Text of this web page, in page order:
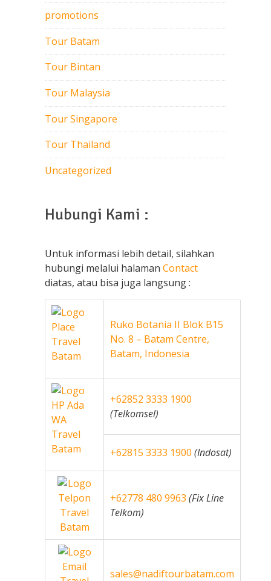
promotions
Tour Batam
Tour Bintan
Tour Malaysia
Tour Singapore
Tour Thailand
Uncategorized
Hubungi Kami :
Untuk informasi lebih detail, silahkan
hubungi melalui halaman Contact
diatas, atau bisa juga langsung :
Ruko Botania II Blok B15
No. 8 – Batam Centre,
Batam, Indonesia
+62852 3333 1900
(Telkomsel)
+62815 3333 1900 (Indosat)
+62778 480 9963 (Fix Line
Telkom)
sales@nadiftourbatam.com